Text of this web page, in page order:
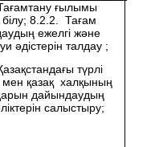
ғылымы
8.2.2. Тағам
ежелгі және
әдістерін талдау ;
түрлі
мен қазақ халқының
дайындаудың
салыстыру;